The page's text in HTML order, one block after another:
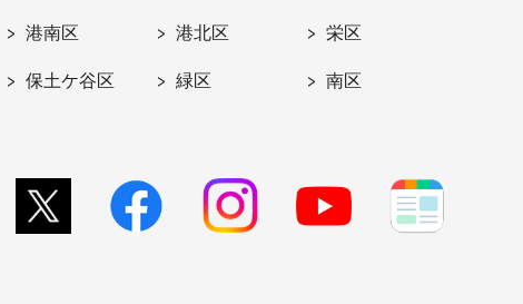
港南区 港北区 栄区
保土ケ谷区 緑区 南区